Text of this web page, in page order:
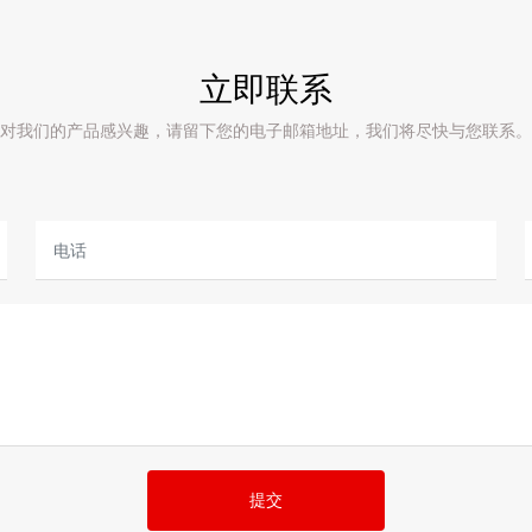
立即联系
我们的产品感兴趣，请留下您的电子邮箱地址，我们将尽快与您联系
提交